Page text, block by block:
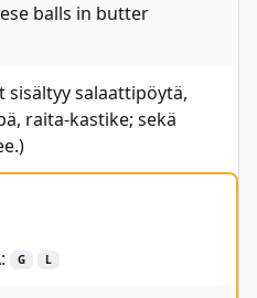
balls in butter
sisältyy salaattipöytä,
raita-kastike; sekä
G L